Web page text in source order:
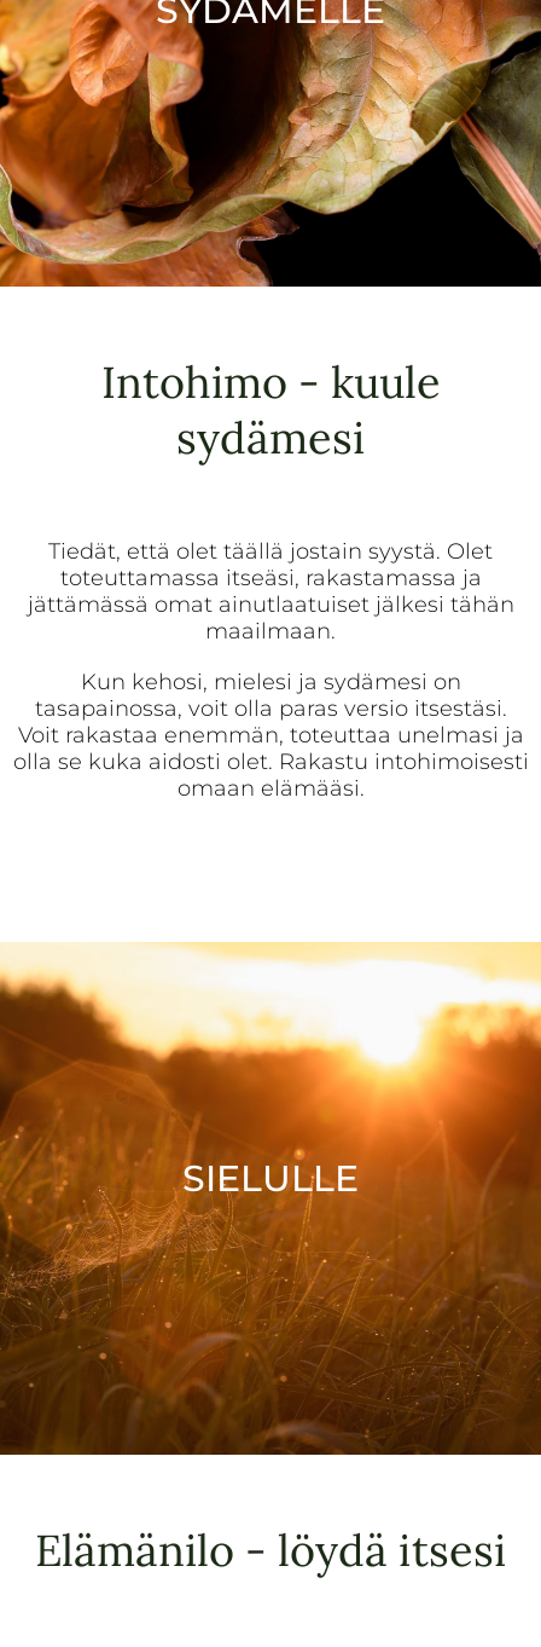
SYDÄMELLE
Intohimo - kuule
sydämesi
Tiedät, että olet täällä jostain syystä. Olet
toteuttamassa itseäsi, rakastamassa ja
jättämässä omat ainutlaatuiset jälkesi tähän
maailmaan.
Kun kehosi, mielesi ja sydämesi on
tasapainossa, voit olla paras versio itsestäsi.
Voit rakastaa enemmän, toteuttaa unelmasi ja
olla se kuka aidosti olet. Rakastu intohimoisesti
omaan elämääsi.
SIELULLE
Elämänilo - löydä itsesi